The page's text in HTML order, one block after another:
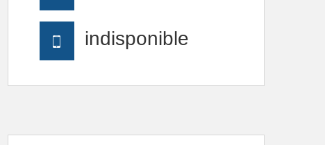
indisponible